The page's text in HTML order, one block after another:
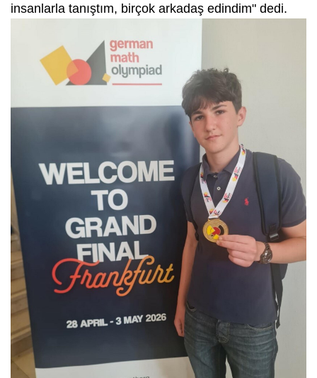
insanlarla tanıştım, birçok arkadaş edindim" dedi.